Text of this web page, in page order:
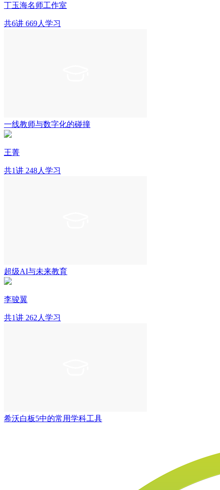
丁玉海名师工作室
共6讲 669人学习
一线教师与数字化的碰撞
王菁
共1讲 248人学习
超级AI与未来教育
李骏翼
共1讲 262人学习
希沃白板5中的常用学科工具